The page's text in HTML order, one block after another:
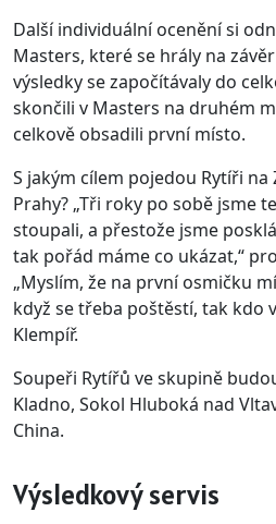
Další individuální ocenění si
Masters, které se hrály na
výsledky se započítávaly do
skončili v Masters na druhém
celkově obsadili první místo.
S jakým cílem pojedou Rytíři
Prahy? „Tři roky po sobě jsme
stoupali, a přestože jsme
tak pořád máme co ukázat,“
„Myslím, že na první osmičku
když se třeba poštěstí, tak kdo
Klempíř.
Soupeři Rytířů ve skupině
Kladno, Sokol Hluboká nad
China.
Výsledkový servis